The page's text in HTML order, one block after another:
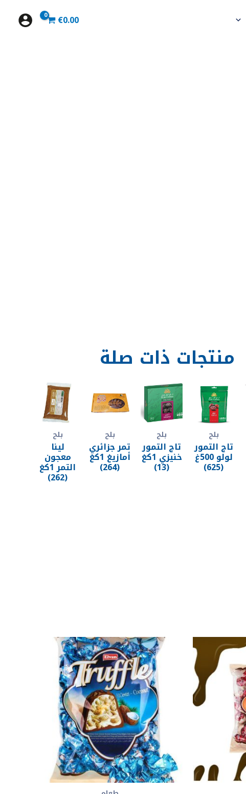
€0.00
منتجات ذات صلة
بلح
تاج التمور
لولو 500غ
(625)
بلح
تاج التمور
خنيزي 1كغ
(13)
بلح
تمر جزائري
أمازيغ 1كغ
(264)
بلح
لينا
معجون
التمر 1كغ
(262)